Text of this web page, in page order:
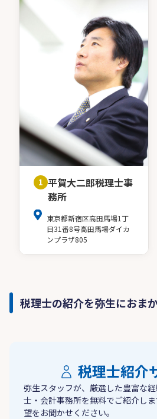
1 平賀大二郎税理士事
務所
東京都新宿区高田馬場1丁
目31番8号高田馬場ダイカ
ンプラザ805
税理士の紹介を弥生におま
税理士紹介
弥生スタッフが、厳選した豊富な
士・会計事務所を無料でご紹介し
望をお聞かせください。